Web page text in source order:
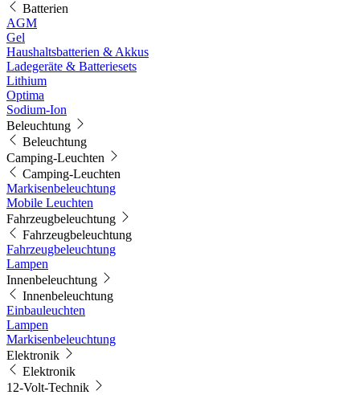
Batterien
AGM
Gel
Haushaltsbatterien & Akkus
Ladegeräte & Batteriesets
Lithium
Optima
Sodium-Ion
Beleuchtung
Beleuchtung
Camping-Leuchten
Camping-Leuchten
Markisenbeleuchtung
Mobile Leuchten
Fahrzeugbeleuchtung
Fahrzeugbeleuchtung
Fahrzeugbeleuchtung
Lampen
Innenbeleuchtung
Innenbeleuchtung
Einbauleuchten
Lampen
Markisenbeleuchtung
Elektronik
Elektronik
12-Volt-Technik